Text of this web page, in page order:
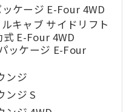
ケージ E-Four 4WD
キャブ サイドリフト
E-Four 4WD
ッケージ E-Four
ンジ
ンジ S